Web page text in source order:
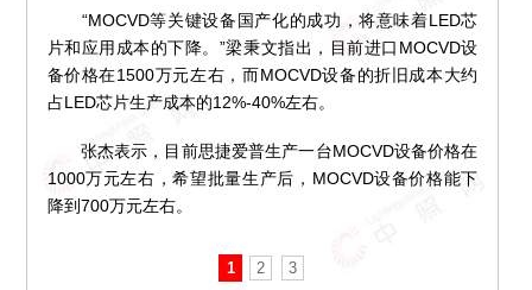
“MOCVD等关键设备国产化的成功，将意味着LED芯
片和应用成本的下降。”梁秉文指出，目前进口MOCVD设
备价格在1500万元左右，而MOCVD设备的折旧成本大约
占LED芯片生产成本的12%-40%左右。
张杰表示，目前思捷爱普生产一台MOCVD设备价格在
1000万元左右，希望批量生产后，MOCVD设备价格能下
降到700万元左右。
1 2 3